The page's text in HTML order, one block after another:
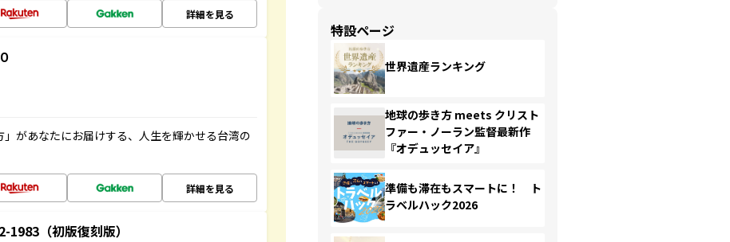
詳細を見る
があなたにお届けする、人生を輝かせる台湾の
詳細を見る
（初版復刻版）
特設ページ
世界遺産ランキング
地球の歩き方 meets クリスト
ファー・ノーラン監督最新作
『オデュッセイア』
準備も滞在もスマートに！ ト
ラベルハック2026